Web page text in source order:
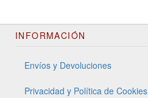
INFORMACIÓN
Envíos y Devoluciones
Privacidad y Política de Cookies